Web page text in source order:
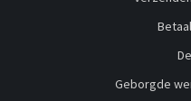
Geborgde